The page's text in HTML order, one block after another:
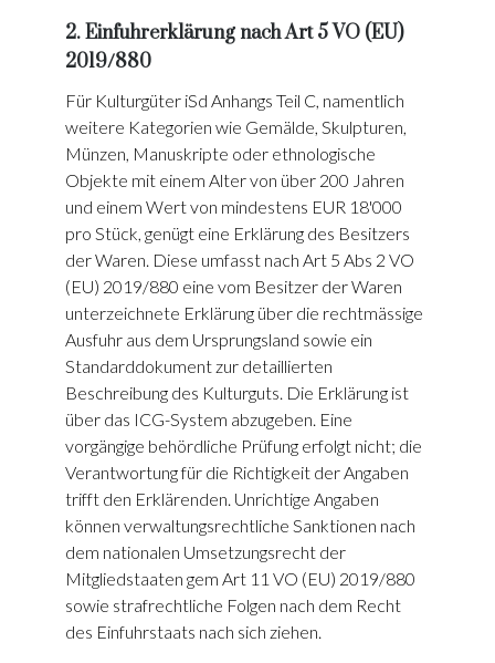
2. Einfuhrerklärung nach Art 5 VO (EU)
2019/880
Für Kulturgüter iSd Anhangs Teil C, namentlich
weitere Kategorien wie Gemälde, Skulpturen,
Münzen, Manuskripte oder ethnologische
Objekte mit einem Alter von über 200 Jahren
und einem Wert von mindestens EUR 18'000
pro Stück, genügt eine Erklärung des Besitzers
der Waren. Diese umfasst nach Art 5 Abs 2 VO
(EU) 2019/880 eine vom Besitzer der Waren
unterzeichnete Erklärung über die rechtmässige
Ausfuhr aus dem Ursprungsland sowie ein
Standarddokument zur detaillierten
Beschreibung des Kulturguts. Die Erklärung ist
über das ICG-System abzugeben. Eine
vorgängige behördliche Prüfung erfolgt nicht; die
Verantwortung für die Richtigkeit der Angaben
trifft den Erklärenden. Unrichtige Angaben
können verwaltungsrechtliche Sanktionen nach
dem nationalen Umsetzungsrecht der
Mitgliedstaaten gem Art 11 VO (EU) 2019/880
sowie strafrechtliche Folgen nach dem Recht
des Einfuhrstaats nach sich ziehen.